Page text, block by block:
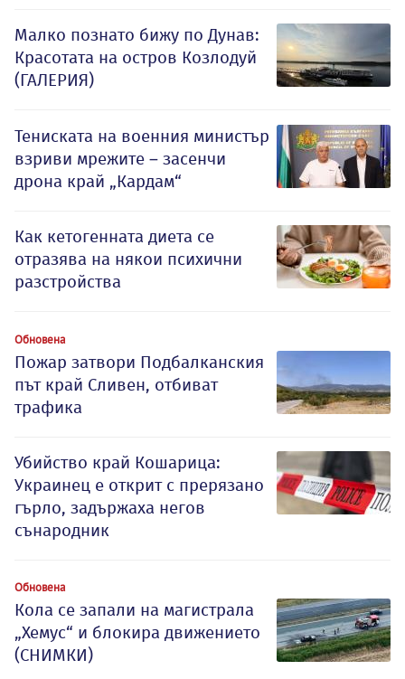
Малко познато бижу по Дунав:
Красотата на остров Козлодуй
(ГАЛЕРИЯ)
Тениската на военния министър
взриви мрежите – засенчи
дрона край „Кардам“
Как кетогенната диета се
отразява на някои психични
разстройства
Обновена
Пожар затвори Подбалканския
път край Сливен, отбиват
трафика
Убийство край Кошарица:
Украинец е открит с прерязано
гърло, задържаха негов
сънародник
Обновена
Кола се запали на магистрала
„Хемус“ и блокира движението
(СНИМКИ)